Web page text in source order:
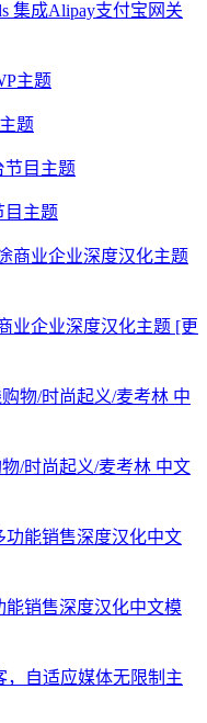
集成Alipay支付宝网关
题
目主题
业企业深度汉化主题 [更
物/时尚起义/麦考林 中文
能销售深度汉化中文模